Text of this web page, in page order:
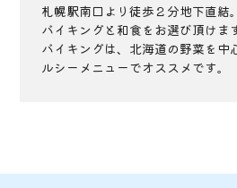
札幌駅南口より徒歩２分地下直結
バイキングと和食をお選び頂けま
バイキングは、北海道の野菜を中
ルシーメニューでオススメです。